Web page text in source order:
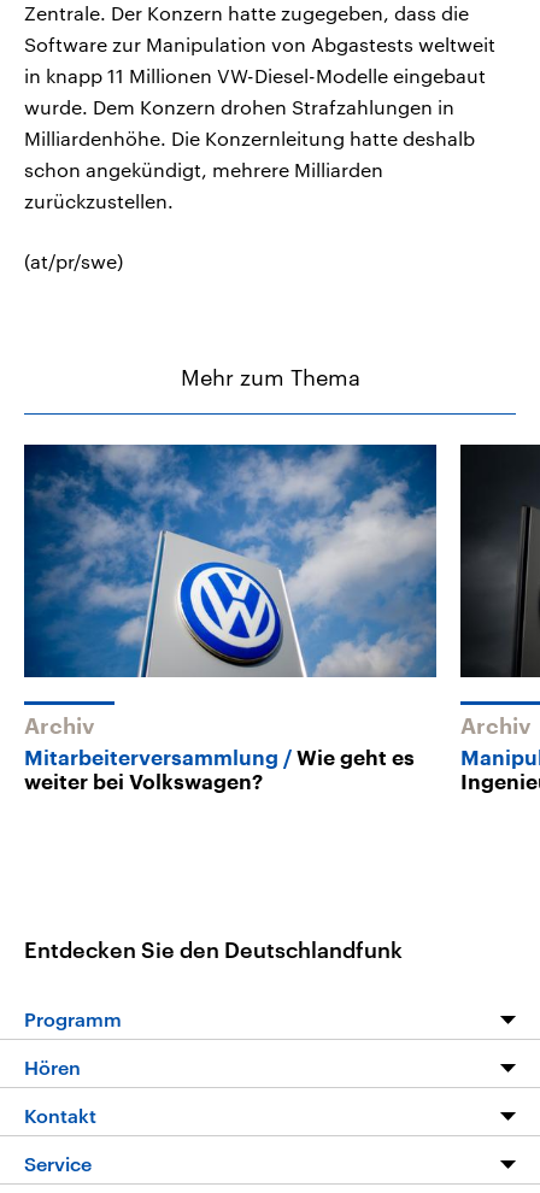
Zentrale. Der Konzern hatte zugegeben, dass die
Software zur Manipulation von Abgastests weltweit
in knapp 11 Millionen VW-Diesel-Modelle eingebaut
wurde. Dem Konzern drohen Strafzahlungen in
Milliardenhöhe. Die Konzernleitung hatte deshalb
schon angekündigt, mehrere Milliarden
zurückzustellen.
(at/pr/swe)
Mehr zum Thema
Archiv
Mitarbeiterversammlung
Wie geht es
weiter bei Volkswagen?
Archiv
Entdecken Sie den Deutschlandfunk
Programm
Programm
Die Nachrichten
Nachrichtenleicht
Hören
Livestream
Podcasts
Kontakt
Hörerservice
Service